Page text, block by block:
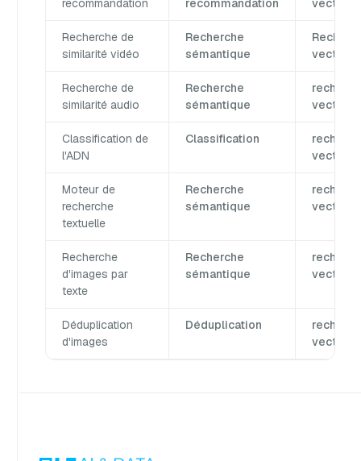
recommandation
recommandation
Recherche de
similarité vidéo
Recherche
sémantique
Recherche de
similarité audio
Recherche
sémantique
Classification de
l'ADN
Classification
Moteur de
recherche
textuelle
Recherche
sémantique
Recherche
d'images par
texte
Recherche
sémantique
Déduplication
d'images
Déduplication